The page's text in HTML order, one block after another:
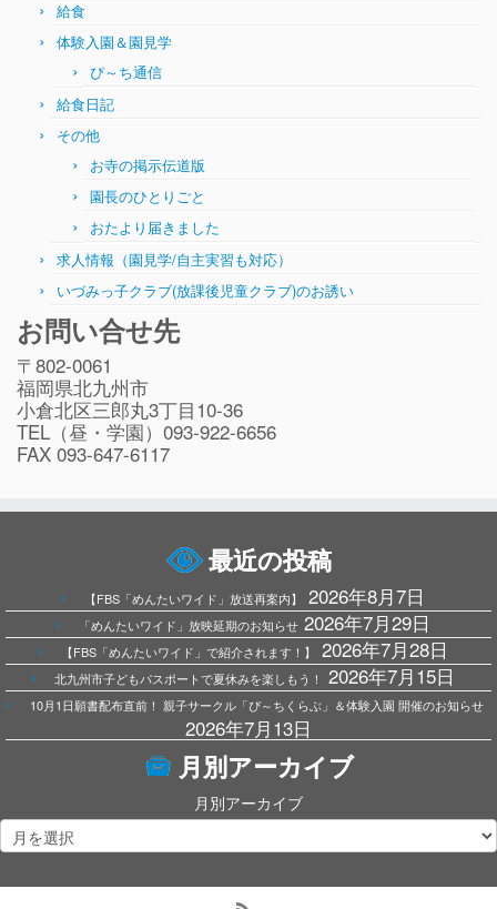
給食
体験入園＆園見学
ぴ～ち通信
給食日記
その他
お寺の掲示伝道版
園長のひとりごと
おたより届きました
求人情報（園見学/自主実習も対応）
いづみっ子クラブ(放課後児童クラブ)のお誘い
お問い合せ先
〒802-0061
福岡県北九州市
小倉北区三郎丸3丁目10-36
TEL（昼・学園）093-922-6656
FAX 093-647-6117
最近の投稿
【FBS「めんたいワイド」放送再案内】 2026年8月7日
「めんたいワイド」放映延期のお知らせ 2026年7月29日
【FBS「めんたいワイド」で紹介されます！】 2026年7月28日
北九州市子どもパスポートで夏休みを楽しもう！ 2026年7月15日
10月1日願書配布直前！ 親子サークル「ぴ～ちくらぶ」＆体験入園 開催のお知らせ
2026年7月13日
月別アーカイブ
月別アーカイブ